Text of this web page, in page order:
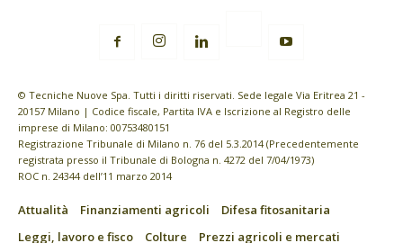
© Tecniche Nuove Spa. Tutti i diritti riservati. Sede legale Via Eritrea 21 -
20157 Milano | Codice fiscale, Partita IVA e Iscrizione al Registro delle
imprese di Milano: 00753480151
Registrazione Tribunale di Milano n. 76 del 5.3.2014 (Precedentemente
registrata presso il Tribunale di Bologna n. 4272 del 7/04/1973)
ROC n. 24344 dell’11 marzo 2014
Attualità Finanziamenti agricoli
Difesa fitosanitaria
Leggi, lavoro e fisco
Colture
Prezzi agricoli e mercati